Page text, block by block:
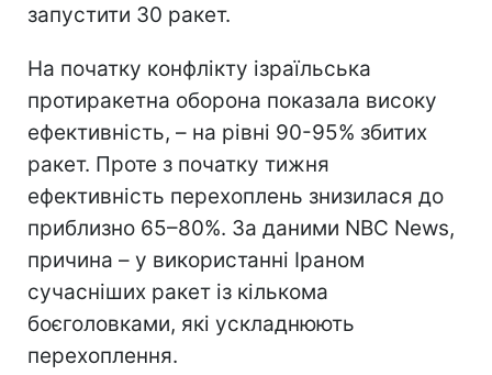
запустити 30 ракет.
На початку конфлікту ізраїльська
протиракетна оборона показала високу
ефективність, – на рівні 90-95% збитих
ракет. Проте з початку тижня
ефективність перехоплень знизилася до
приблизно 65–80%. За даними NBC News,
причина – у використанні Іраном
сучасніших ракет із кількома
боєголовками, які ускладнюють
перехоплення.